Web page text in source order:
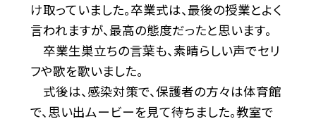
け取っていました。卒業式は、最後の授業とよく
言われますが、最高の態度だったと思います。
卒業生巣立ちの言葉も、素晴らしい声でセリ
フや歌を歌いました。
式後は、感染対策で、保護者の方々は体育館
で、思い出ムービーを見て待ちました。教室で